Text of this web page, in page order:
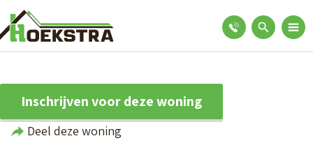
Inschrijven voor deze woning
Deel deze woning